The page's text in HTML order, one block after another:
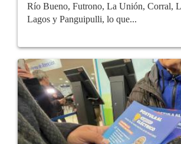
Río Bueno, Futrono, La Unión, Corral,
Lagos y Panguipulli, lo que...